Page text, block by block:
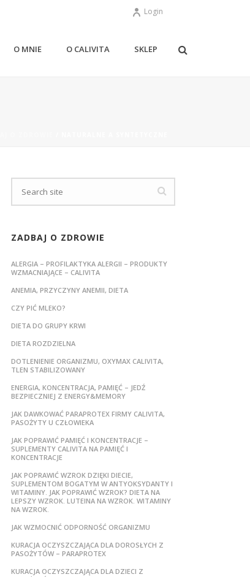
Login
O MNIE O CALIVITA SKLEP
ZADBAJ O ZDROWIE
ALERGIA – PROFILAKTYKA ALERGII – PRODUKTY
WZMACNIAJĄCE – CALIVITA
ANEMIA, PRZYCZYNY ANEMII, DIETA
CZY PIĆ MLEKO?
DIETA DO GRUPY KRWI
DIETA ROZDZIELNA
DOTLENIENIE ORGANIZMU, OXYMAX CALIVITA,
TLEN STABILIZOWANY
ENERGIA, KONCENTRACJA, PAMIĘĆ – JEDŹ
BEZPIECZNIEJ Z ENERGY&MEMORY
JAK DAWKOWAĆ PARAPROTEX FIRMY CALIVITA,
PASOŻYTY U CZŁOWIEKA
JAK POPRAWIĆ PAMIĘĆ I KONCENTRACJE –
SUPLEMENTY CALIVITA NA PAMIĘĆ I
KONCENTRACJE
JAK POPRAWIĆ WZROK DZIĘKI DIECIE,
SUPLEMENTOM BOGATYM W ANTYOKSYDANTY I
WITAMINY. JAK POPRAWIĆ WZROK? DIETA NA
LEPSZY WZROK. LUTEINA NA WZROK. WITAMINY
NA WZROK.
JAK WZMOCNIĆ ODPORNOŚĆ ORGANIZMU
KURACJA OCZYSZCZAJĄCA DLA DOROSŁYCH Z
PASOŻYTÓW – PARAPROTEX
KURACJA OCZYSZCZAJĄCA DLA DZIECI Z